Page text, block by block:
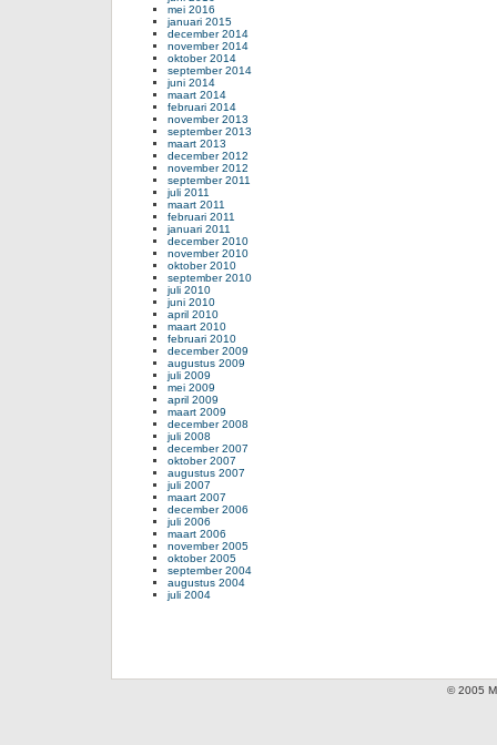
mei 2016
januari 2015
december 2014
november 2014
oktober 2014
september 2014
juni 2014
maart 2014
februari 2014
november 2013
september 2013
maart 2013
december 2012
november 2012
september 2011
juli 2011
maart 2011
februari 2011
januari 2011
december 2010
november 2010
oktober 2010
september 2010
juli 2010
juni 2010
april 2010
maart 2010
februari 2010
december 2009
augustus 2009
juli 2009
mei 2009
april 2009
maart 2009
december 2008
juli 2008
december 2007
oktober 2007
augustus 2007
juli 2007
maart 2007
december 2006
juli 2006
maart 2006
november 2005
oktober 2005
september 2004
augustus 2004
juli 2004
© 2005